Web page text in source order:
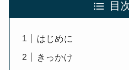
目
はじめに
きっかけ